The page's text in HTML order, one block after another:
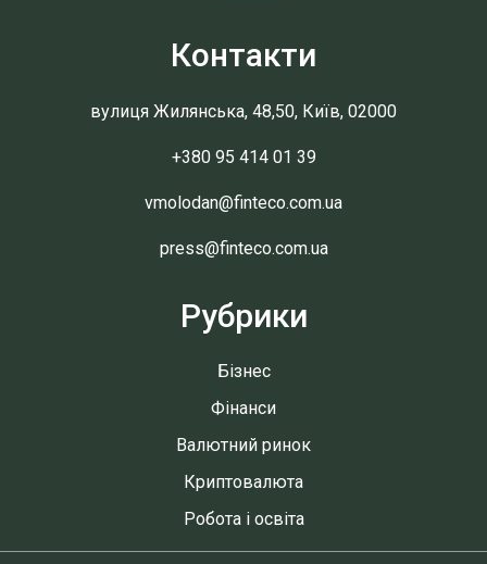
Контакти
вулиця Жилянська, 48,50, Київ, 02000
+380 95 414 01 39
vmolodan@finteco.com.ua
press@finteco.com.ua
Рубрики
Бізнес
Фінанси
Валютний ринок
Криптовалюта
Робота і освіта